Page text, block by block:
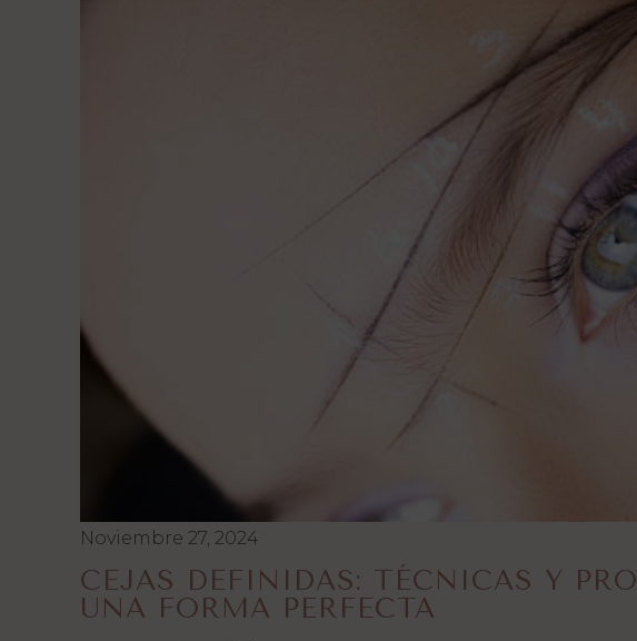
Noviembre 27, 2024
CEJAS DEFINIDAS: TÉCNICAS Y
UNA FORMA PERFECTA